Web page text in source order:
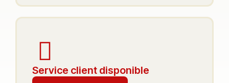
Service client disponible